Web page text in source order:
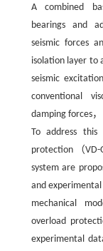
A combined
bearings and
seismic forces
isolation layer to
seismic
conventional
damping forces
To address
protection （VD-
system are
and
mechanical
overload
experimental